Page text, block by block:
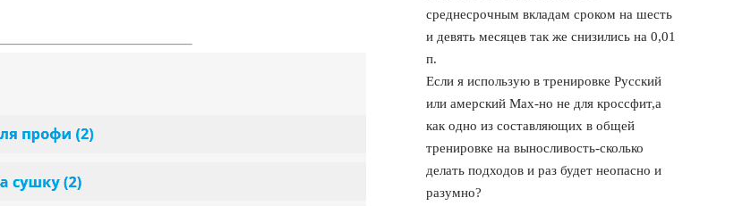
среднесрочным вкладам сроком на шесть
и девять месяцев так же снизились на 0,01
п.
Если я использую в тренировке Русский
или амерский Мах-но не для кроссфит,а
как одно из составляющих в общей
тренировке на выносливость-сколько
делать подходов и раз будет неопасно и
разумно?